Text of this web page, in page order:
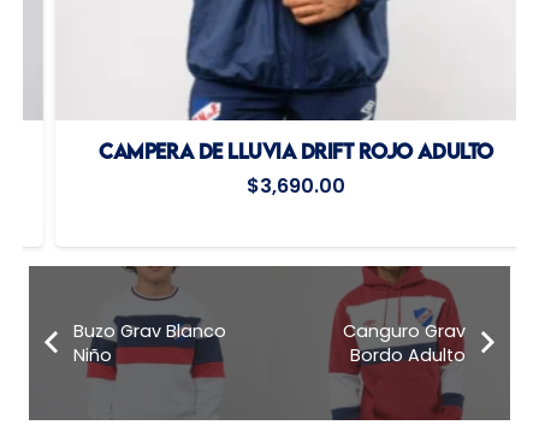
CAMPERA DE LLUVIA DRIFT ROJO ADULTO
3,690.00
Buzo Grav Blanco
Niño
Canguro Grav
Bordo Adulto